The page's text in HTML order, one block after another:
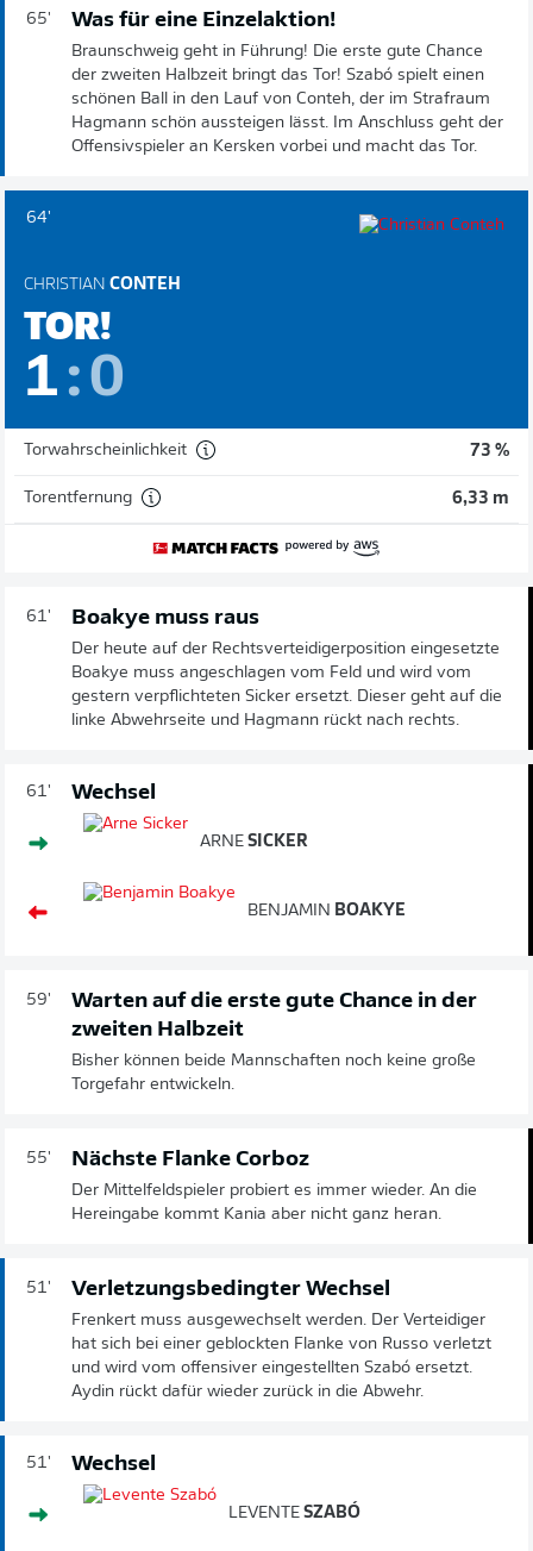
65' Was für eine Einzelaktion!
Braunschweig geht in Führung! Die erste gute Chance
der zweiten Halbzeit bringt das Tor! Szabó spielt einen
schönen Ball in den Lauf von Conteh, der im Strafraum
Hagmann schön aussteigen lässt. Im Anschluss geht der
Offensivspieler an Kersken vorbei und macht das Tor.
64'
CHRISTIAN CONTEH
TOR!
1:0
Torwahrscheinlichkeit 73 %
Torentfernung 6,33 m
61' Boakye muss raus
Der heute auf der Rechtsverteidigerposition eingesetzte
Boakye muss angeschlagen vom Feld und wird vom
gestern verpflichteten Sicker ersetzt. Dieser geht auf die
linke Abwehrseite und Hagmann rückt nach rechts.
61' Wechsel
ARNE SICKER
BENJAMIN BOAKYE
59'
Warten auf die erste gute Chance in der
zweiten Halbzeit
Bisher können beide Mannschaften noch keine große
Torgefahr entwickeln.
55' Nächste Flanke Corboz
Der Mittelfeldspieler probiert es immer wieder. An die
Hereingabe kommt Kania aber nicht ganz heran.
51' Verletzungsbedingter Wechsel
Frenkert muss ausgewechselt werden. Der Verteidiger
hat sich bei einer geblockten Flanke von Russo verletzt
und wird vom offensiver eingestellten Szabó ersetzt.
Aydin rückt dafür wieder zurück in die Abwehr.
51' Wechsel
LEVENTE SZABÓ